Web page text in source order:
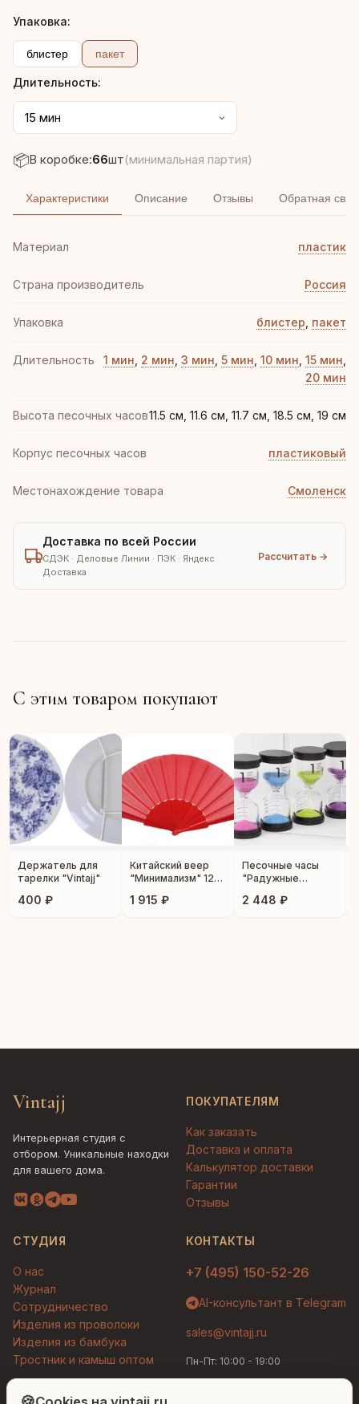
Упаковка:
блистер пакет
Длительность:
📦В коробке:66шт(минимальная партия)
Характеристики Описание Отзывы Обратная
Материал пластик
Страна производитель Россия
Упаковка блистер пакет
Длительность 1 мин 2 мин 3 мин 5 мин 10 мин 15 мин
20 мин
Высота песочных часов11.5 см, 11.6 см, 11.7 см, 18.5 см, 19 см
Корпус песочных часов пластиковый
Местонахождение товара Смоленск
Доставка по всей России
СДЭК · Деловые Линии · ПЭК · Яндекс
Доставка
Рассчитать →
С этим товаром покупают
Держатель для
тарелки "Vintajj"
400 ₽
Китайский веер
"Минимализм" 12
1 915 ₽
Песочные часы
"Радужные
2 448 ₽
Vintajj
Интерьерная студия с
отбором. Уникальные находки
для вашего дома.
ПОКУПАТЕЛЯМ
Как заказать
Доставка и оплата
Калькулятор доставки
Гарантии
Отзывы
СТУДИЯ
О нас
Журнал
Сотрудничество
Изделия из проволоки
Изделия из бамбука
Тростник и камыш оптом
КОНТАКТЫ
+7 (495) 150-52-26
AI-консультант в Telegram
sales@vintajj.ru
Пн-Пт: 10:00 - 19:00
Людмила